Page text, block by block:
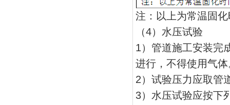
注：以上为常温固
（4）水压试验
1）管道施工安装完
进行，不得使用气
2）试验压力应取管
3）水压试验应按下